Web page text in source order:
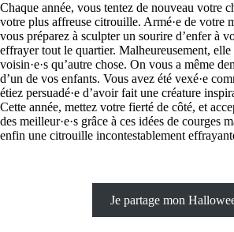
Chaque année, vous tentez de nouveau votre
votre plus affreuse citrouille. Armé·e de votre
vous préparez à sculpter un sourire d’enfer à
effrayer tout le quartier. Malheureusement,
voisin·e·s qu’autre chose. On vous a même
d’un de vos enfants. Vous avez été vexé·e
étiez persuadé·e d’avoir fait une créature
Cette année, mettez votre fierté de côté, et
des meilleur·e·s grâce à ces idées de courges
enfin une citrouille incontestablement
Je partage mon